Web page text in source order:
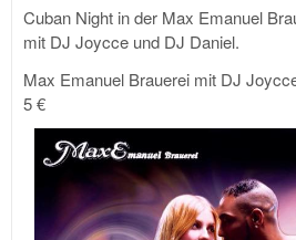
Cuban Night in der Max Emanuel
mit DJ Joycce und DJ Daniel.
Max Emanuel Brauerei mit DJ
5 €